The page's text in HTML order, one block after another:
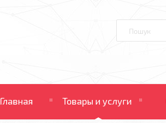
Главная Товары и услуги